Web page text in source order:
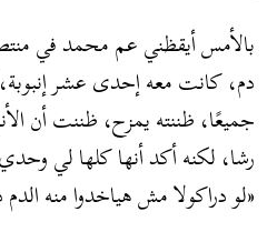
بالأمس أيقظني عم محمد في
دم، كانت معه إحدى عشر إنبوبة،
جميعًا، ظننته يمزح، ظننت أن
رشا، لكنه أكد أنها كلها لي
«لو دراكولا مش هياخدوا منه الدم